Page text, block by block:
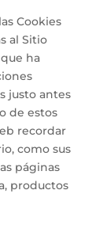
Cookies
al Sitio
ha
justo antes
de estos
recordar
como sus
páginas
productos